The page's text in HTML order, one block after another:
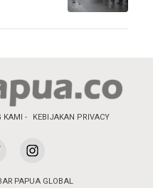
KAMI KEBIJAKAN PRIVACY
PAPUA GLOBAL